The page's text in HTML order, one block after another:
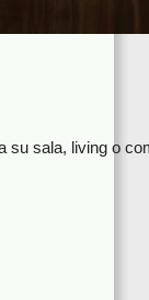
su sala, living o